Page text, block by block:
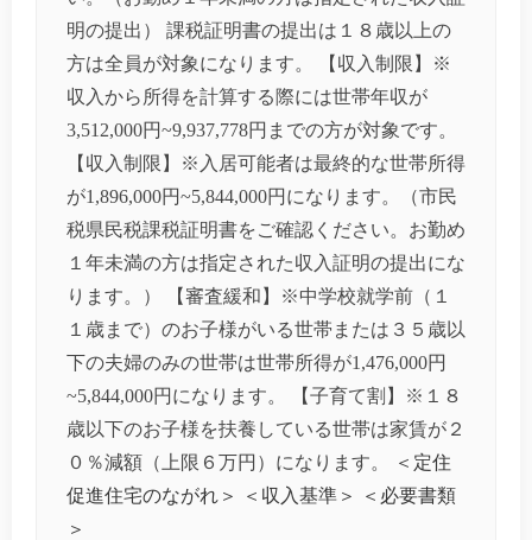
明の提出） 課税証明書の提出は１８歳以上の
方は全員が対象になります。 【収入制限】※
収入から所得を計算する際には世帯年収が
3,512,000円~9,937,778円までの方が対象です。
【収入制限】※入居可能者は最終的な世帯所得
が1,896,000円~5,844,000円になります。（市民
税県民税課税証明書をご確認ください。お勤め
１年未満の方は指定された収入証明の提出にな
ります。） 【審査緩和】※中学校就学前（１
１歳まで）のお子様がいる世帯または３５歳以
下の夫婦のみの世帯は世帯所得が1,476,000円
~5,844,000円になります。 【子育て割】※１８
歳以下のお子様を扶養している世帯は家賃が２
０％減額（上限６万円）になります。
＜定住
促進住宅のながれ＞
＜収入基準＞
＜必要書類
＞